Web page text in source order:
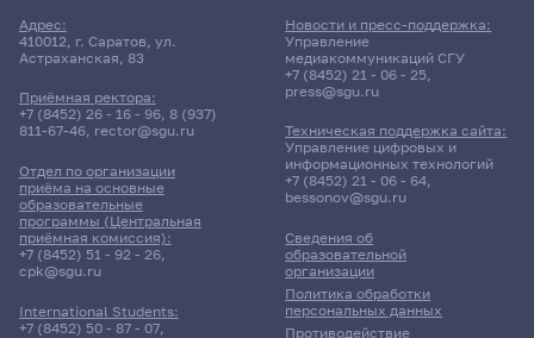
Поиск по темам
Поиск по ключевым словам
Главные
Адрес:
410012, г. Саратов, ул.
Астраханская, 83
Приёмная ректора:
+7 (8452) 26 - 16 - 96, 8 (937)
811-67-46, rector@sgu.ru
Отдел по организации
приёма на основные
образовательные
программы (Центральная
приёмная комиссия):
+7 (8452) 51 - 92 - 26,
cpk@sgu.ru
International Students:
+7 (8452) 50 - 87 - 07,
Сведения об
образовательной
организации
Политика обработки
персональных данных
Противодействие
Новости и пресс-поддержка:
Управление
медиакоммуникаций СГУ
+7 (8452) 21 - 06 - 25,
press@sgu.ru
Техническая поддержка сайта:
Управление цифровых и
информационных технологий
+7 (8452) 21 - 06 - 64,
bessonov@sgu.ru